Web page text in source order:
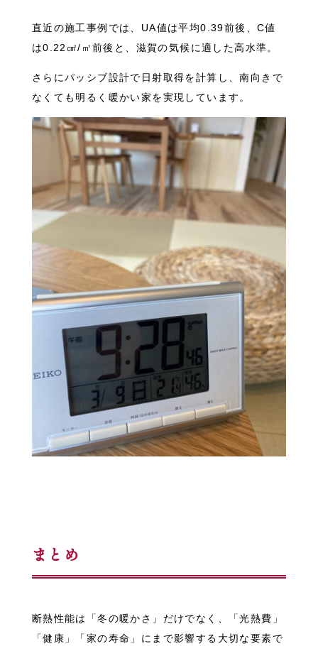
直近の施工事例では、UA値は平均0.39前後、C値
は0.22㎠/㎡前後と、滋賀の気候に適した高水準。
さらにパッシブ設計で日射取得を計算し、南向きで
なくても明るく暖かい家を実現しています。
まとめ
断熱性能は「冬の暖かさ」だけでなく、「光熱費」
「健康」「家の寿命」にまで影響する大切な要素で